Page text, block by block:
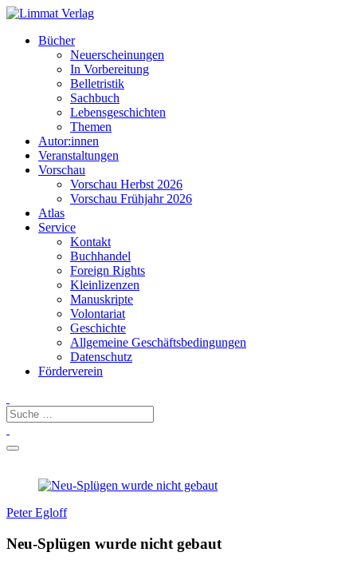
Bücher
Neuerscheinungen
In Vorbereitung
Belletristik
Sachbuch
Lebensgeschichten
Themen
Autor:innen
Veranstaltungen
Vorschau
Vorschau Herbst 2026
Vorschau Frühjahr 2026
Atlas
Service
Kontakt
Buchhandel
Foreign Rights
Kleinlizenzen
Manuskripte
Volontariat
Geschichte
Allgemeine Geschäftsbedingungen
Datenschutz
Förderverein
Peter Egloff
Neu-Splügen wurde nicht gebaut